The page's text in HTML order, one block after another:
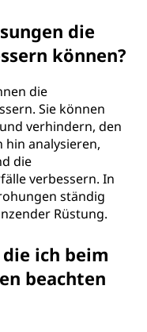
die
können?
die
Sie können
verhindern, den
analysieren,
die
verbessern. In
ständig
Rüstung.
ich beim
beachten